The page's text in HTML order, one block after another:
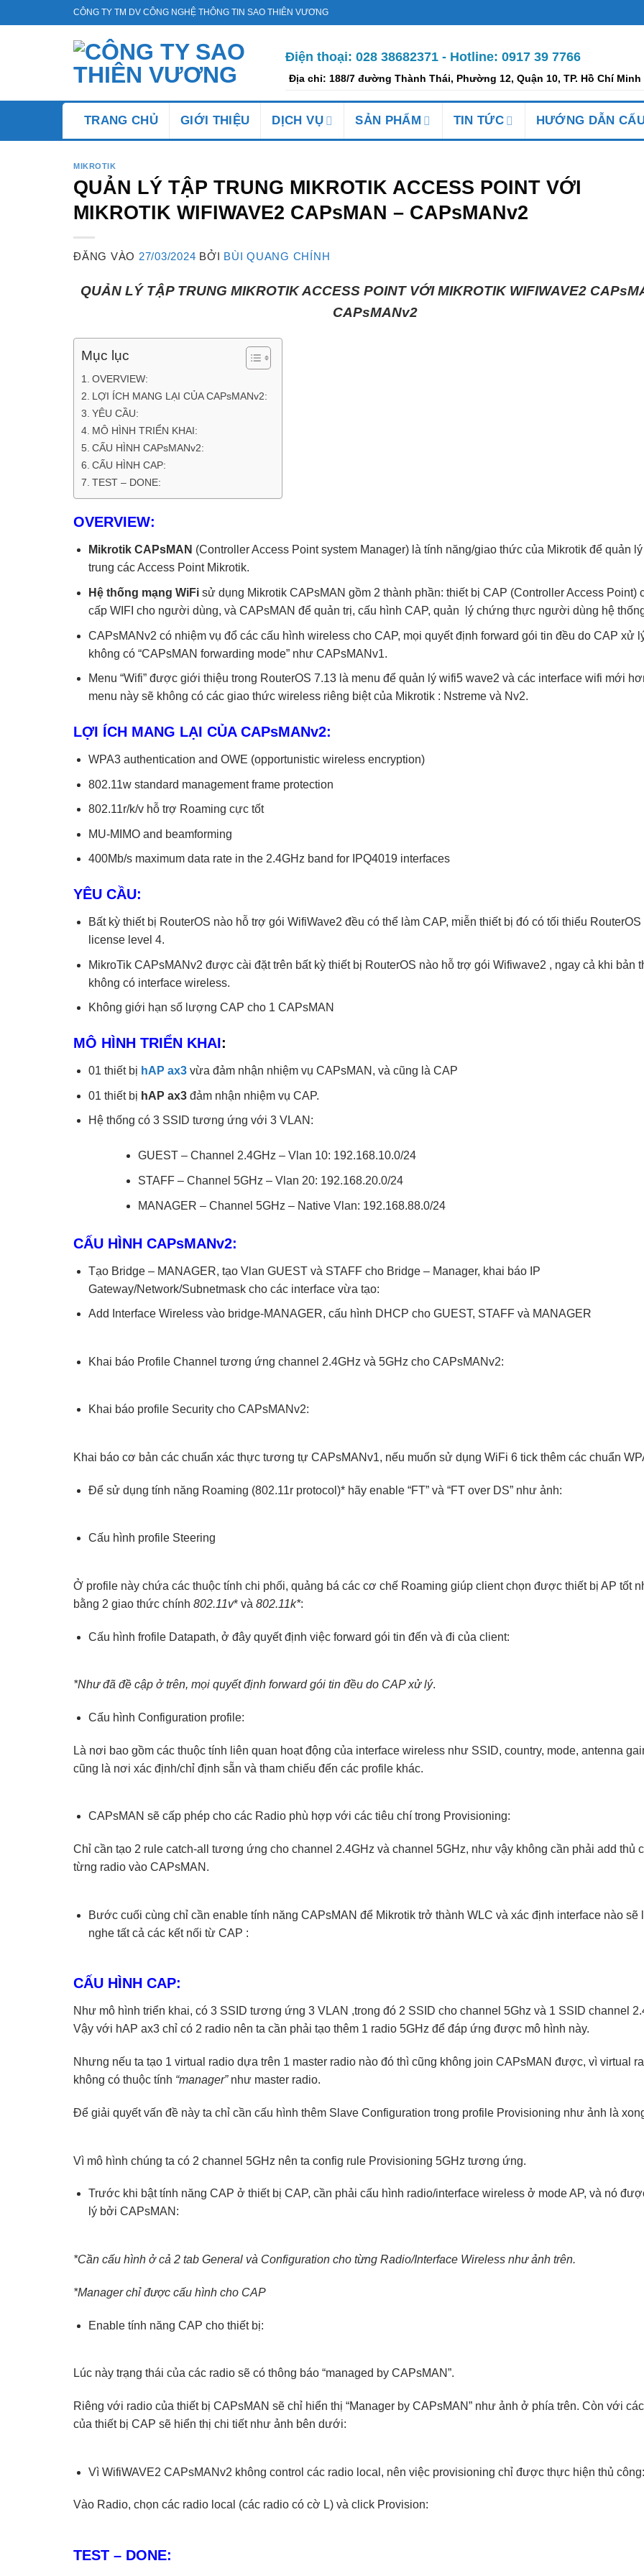
qua
CÔNG TY TM DV CÔNG NGHỆ THÔNG TIN SAO THIÊN VƯƠNG
Điện thoại: 028 38682371 - Hotline: 0917 39 7766
Địa chỉ: 188/7 đường Thành Thái, Phường 12, Quận 10, TP. Hồ Chí Minh
TRANG CHỦ GIỚI THIỆU DỊCH VỤ SẢN PHẨM TIN TỨC HƯỚNG DẪN
MIKROTIK
QUẢN LÝ TẬP TRUNG MIKROTIK ACCESS POINT VỚI
MIKROTIK WIFIWAVE2 CAPsMAN – CAPsMANv2
ĐĂNG VÀO 27/03/2024 BỞI BÙI QUANG CHÍNH
QUẢN LÝ TẬP TRUNG MIKROTIK ACCESS POINT VỚI MIKROTIK WIFIWAVE2
CAPsMANv2
Mục lục
OVERVIEW:
LỢI ÍCH MANG LẠI CỦA CAPsMANv2:
YÊU CẦU:
MÔ HÌNH TRIỂN KHAI:
CẤU HÌNH CAPsMANv2:
CẤU HÌNH CAP:
TEST – DONE:
OVERVIEW:
Mikrotik CAPsMAN (Controller Access Point system Manager) là tính năng/giao thức của Mikrotik để quản
trung các Access Point Mikrotik.
Hệ thống mạng WiFisử dụng Mikrotik CAPsMAN gồm 2 thành phần: thiết bị CAP (Controller Access Point)
cấp WIFI cho người dùng, và CAPsMAN để quản trị, cấu hình CAP, quản lý chứng thực người dùng hệ
CAPsMANv2 có nhiệm vụ đổ các cấu hình wireless cho CAP, mọi quyết định forward gói tin đều do CAP xử
không có “CAPsMAN forwarding mode” như CAPsMANv1.
Menu “Wifi” được giới thiệu trong RouterOS 7.13 là menu để quản lý wifi5 wave2 và các interface wifi mới
menu này sẽ không có các giao thức wireless riêng biệt của Mikrotik : Nstreme và Nv2.
LỢI ÍCH MANG LẠI CỦA CAPsMANv2:
WPA3 authentication and OWE (opportunistic wireless encryption)
802.11w standard management frame protection
802.11r/k/v hỗ trợ Roaming cực tốt
MU-MIMO and beamforming
400Mb/s maximum data rate in the 2.4GHz band for IPQ4019 interfaces
YÊU CẦU:
Bất kỳ thiết bị RouterOS nào hỗ trợ gói WifiWave2 đều có thể làm CAP, miễn thiết bị đó có tối thiểu RouterOS
license level 4.
MikroTik CAPsMANv2 được cài đặt trên bất kỳ thiết bị RouterOS nào hỗ trợ gói Wifiwave2 , ngay cả khi bản
không có interface wireless.
Không giới hạn số lượng CAP cho 1 CAPsMAN
MÔ HÌNH TRIỂN KHAI:
01 thiết bị hAP ax3vừa đảm nhận nhiệm vụ CAPsMAN, và cũng là CAP
01 thiết bị hAP ax3đảm nhận nhiệm vụ CAP.
Hệ thống có 3 SSID tương ứng với 3 VLAN:
GUEST – Channel 2.4GHz – Vlan 10: 192.168.10.0/24
STAFF – Channel 5GHz – Vlan 20: 192.168.20.0/24
MANAGER – Channel 5GHz – Native Vlan: 192.168.88.0/24
CẤU HÌNH CAPsMANv2:
Tạo Bridge – MANAGER, tạo Vlan GUEST và STAFF cho Bridge – Manager, khai báo IP
Gateway/Network/Subnetmask cho các interface vừa tạo:
Add Interface Wireless vào bridge-MANAGER, cấu hình DHCP cho GUEST, STAFF và MANAGER
Khai báo Profile Channel tương ứng channel 2.4GHz và 5GHz cho CAPsMANv2:
Khai báo profile Security cho CAPsMANv2:
Khai báo cơ bản các chuẩn xác thực tương tự CAPsMANv1, nếu muốn sử dụng WiFi 6 tick thêm các chuẩn
Để sử dụng tính năng Roaming (802.11r protocol)* hãy enable “FT” và “FT over DS” như ảnh:
Cấu hình profile Steering
Ở profile này chứa các thuộc tính chi phối, quảng bá các cơ chế Roaming giúp client chọn được thiết bị AP tốt
bằng 2 giao thức chính 802.11v* và 802.11k*:
Cấu hình frofile Datapath, ở đây quyết định việc forward gói tin đến và đi của client:
*Như đã đề cập ở trên, mọi quyết định forward gói tin đều do CAP xử lý.
Cấu hình Configuration profile:
Là nơi bao gồm các thuộc tính liên quan hoạt động của interface wireless như SSID, country, mode, antenna
cũng là nơi xác định/chỉ định sẵn và tham chiếu đến các profile khác.
CAPsMAN sẽ cấp phép cho các Radio phù hợp với các tiêu chí trong Provisioning:
Chỉ cần tạo 2 rule catch-all tương ứng cho channel 2.4GHz và channel 5GHz, như vậy không cần phải add thủ
từng radio vào CAPsMAN.
Bước cuối cùng chỉ cần enable tính năng CAPsMAN để Mikrotik trở thành WLC và xác định interface nào sẽ
nghe tất cả các kết nối từ CAP :
CẤU HÌNH CAP:
Như mô hình triển khai, có 3 SSID tương ứng 3 VLAN ,trong đó 2 SSID cho channel 5Ghz và 1 SSID channel
Vậy với hAP ax3 chỉ có 2 radio nên ta cần phải tạo thêm 1 radio 5GHz để đáp ứng được mô hình này.
Nhưng nếu ta tạo 1 virtual radio dựa trên 1 master radio nào đó thì cũng không join CAPsMAN được, vì virtual
không có thuộc tính “manager”như master radio.
Để giải quyết vấn đề này ta chỉ cần cấu hình thêm Slave Configuration trong profile Provisioning như ảnh là
Vì mô hình chúng ta có 2 channel 5GHz nên ta config rule Provisioning 5GHz tương ứng.
Trước khi bật tính năng CAP ở thiết bị CAP, cần phải cấu hình radio/interface wireless ở mode AP, và nó
lý bởi CAPsMAN:
*Cần cấu hình ở cả 2 tab General và Configuration cho từng Radio/Interface Wireless như ảnh trên.
*Manager chỉ được cấu hình cho CAP
Enable tính năng CAP cho thiết bị:
Lúc này trạng thái của các radio sẽ có thông báo “managed by CAPsMAN”.
Riêng với radio của thiết bị CAPsMAN sẽ chỉ hiển thị “Manager by CAPsMAN” như ảnh ở phía trên. Còn với
của thiết bị CAP sẽ hiển thị chi tiết như ảnh bên dưới:
Vì WifiWAVE2 CAPsMANv2 không control các radio local, nên việc provisioning chỉ được thực hiện thủ công:
Vào Radio, chọn các radio local (các radio có cờ L) và click Provision:
TEST – DONE: